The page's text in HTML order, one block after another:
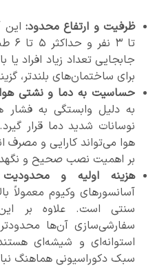
ظرفیت و ارتفاع محدود:
تا
جابجایی تعداد زیاد افراد
برای ساختمان‌های بلندتر،
حساسیت به دما و نشتی
به دلیل وابستگی به فشار
نوسانات شدید دما قرار
هوا می‌تواند کارایی و مصرف
بر اهمیت نصب صحیح و
هزینه اولیه و
آسانسورهای وکیوم معمولاً
سنتی است. علاوه بر
سفارشی‌سازی آن‌ها
استوانه‌ای و شیشه‌ای
سبک دکوراسیونی هماهنگ